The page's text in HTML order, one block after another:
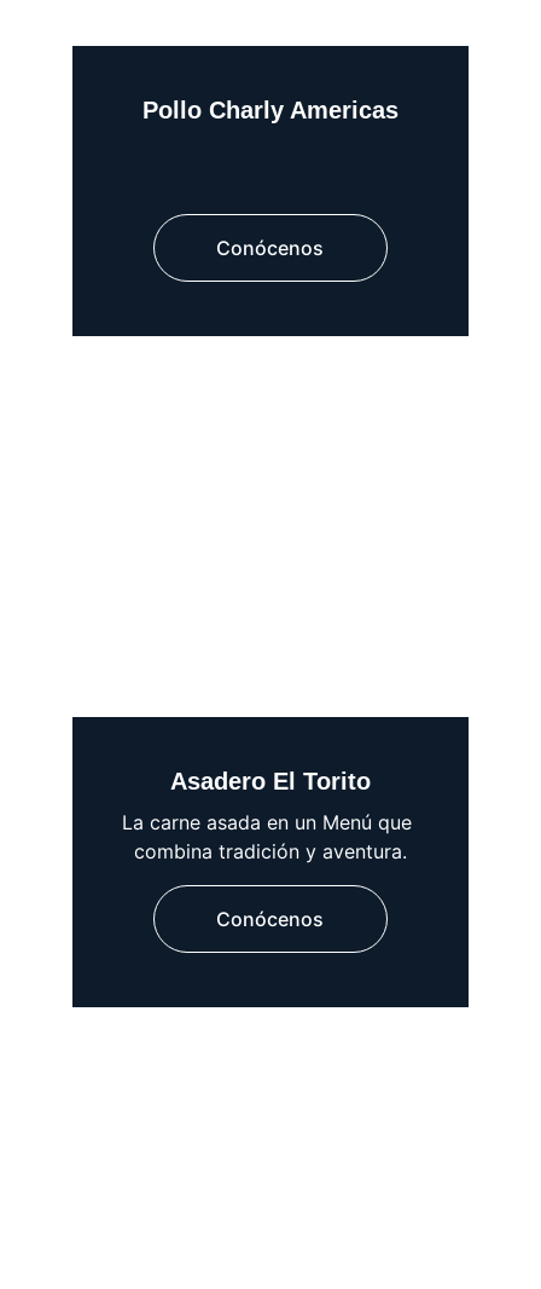
Pollo Charly Americas
Asadero El Torito
La carne asada en un Menú que
combina tradición y aventura.
Conócenos
Conócenos